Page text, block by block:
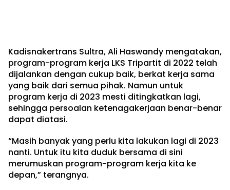
Kadisnakertrans Sultra, Ali Haswandy mengatakan,
program-program kerja LKS Tripartit di 2022 telah
dijalankan dengan cukup baik, berkat kerja sama
yang baik dari semua pihak. Namun untuk
program kerja di 2023 mesti ditingkatkan lagi,
sehingga persoalan ketenagakerjaan benar-benar
dapat diatasi.
“Masih banyak yang perlu kita lakukan lagi di 2023
nanti. Untuk itu kita duduk bersama di sini
merumuskan program-program kerja kita ke
depan,” terangnya.